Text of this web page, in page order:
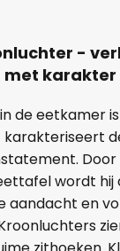
-
met karakter
de eetkamer
wordt
aandacht en